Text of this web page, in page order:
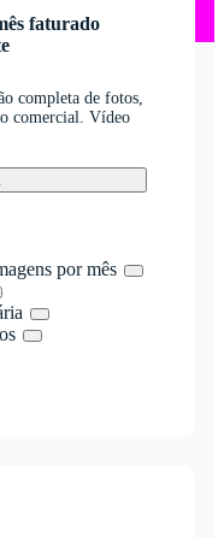
faturado
completa de fotos,
comercial. Vídeo
por mês